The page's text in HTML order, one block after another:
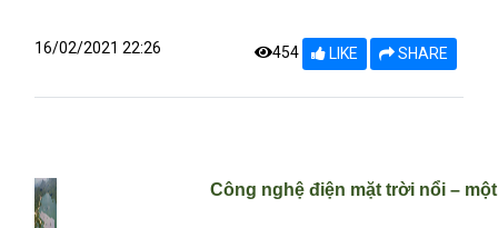
16/02/2021 22:26 454 LIKE SHARE
Công nghệ điện mặt trời nổi –